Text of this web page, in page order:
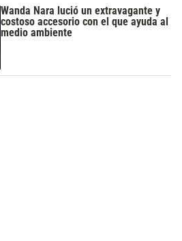
Wanda Nara lució un extravagante y
costoso accesorio con el que ayuda al
medio ambiente